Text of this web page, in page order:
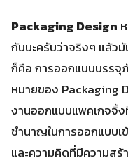
Packaging Design
กันนะครับว่าจริงๆ แล้ว
ก็คือ การออกแบบบรรจุ
หมายของ Packaging
งานออกแบบแพคเกจจิ้ง
ชำนาญในการออกแบบเ
และความคิดที่มีความส